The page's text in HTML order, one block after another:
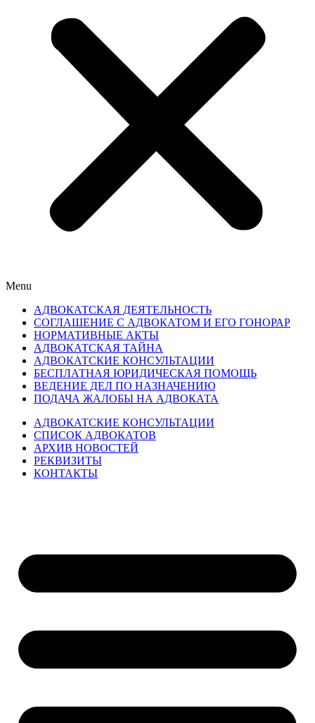
Menu
АДВОКАТСКАЯ ДЕЯТЕЛЬНОСТЬ
СОГЛАШЕНИЕ С АДВОКАТОМ И ЕГО ГОНОРАР
НОРМАТИВНЫЕ АКТЫ
АДВОКАТСКАЯ ТАЙНА
АДВОКАТСКИЕ КОНСУЛЬТАЦИИ
БЕСПЛАТНАЯ ЮРИДИЧЕСКАЯ ПОМОЩЬ
ВЕДЕНИЕ ДЕЛ ПО НАЗНАЧЕНИЮ
ПОДАЧА ЖАЛОБЫ НА АДВОКАТА
АДВОКАТСКИЕ КОНСУЛЬТАЦИИ
СПИСОК АДВОКАТОВ
АРХИВ НОВОСТЕЙ
РЕКВИЗИТЫ
КОНТАКТЫ